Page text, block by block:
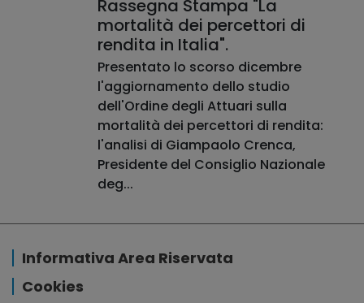
Rassegna Stampa "La
mortalità dei percettori di
rendita in Italia".
Presentato lo scorso dicembre
l'aggiornamento dello studio
dell'Ordine degli Attuari sulla
mortalità dei percettori di rendita:
l'analisi di Giampaolo Crenca,
Presidente del Consiglio Nazionale
deg...
Informativa Area Riservata
Cookies